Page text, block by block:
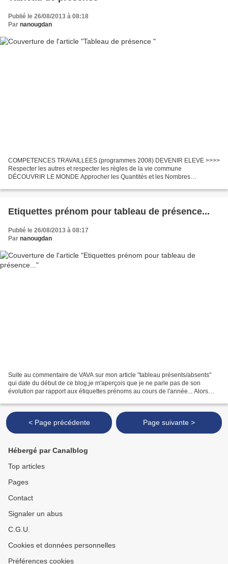
Publié le 26/08/2013 à 08:18
Par nanougdan
COMPETENCES TRAVAILLEES (programmes 2008) DEVENIR ELEVE >>>>
Respecter les autres et respecter les règles de la vie commune
DÉCOUVRIR LE MONDE Approcher les Quantités et les Nombres
quantités...
Etiquettes prénom pour tableau de présence...
Publié le 26/08/2013 à 08:17
Par nanougdan
Suite au commentaire de VAVA sur mon article "tableau présents/absents"
qui date du début de ce blog,je m'aperçois que je ne parle pas de son
évolution par rapport aux étiquettes prénoms au cours de l'année... Alors
< Page précédente Page suivante >
Hébergé par Canalblog
Top articles
Pages
Contact
Signaler un abus
C.G.U.
Cookies et données personnelles
Préférences cookies